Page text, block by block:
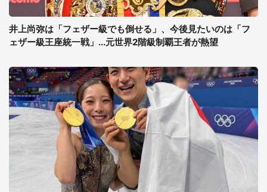
井上尚弥は「フェザー級でも倒せる」、今後見たいのは「フ
ェザー級王座統一戦」...元世界2階級制覇王者が熱望